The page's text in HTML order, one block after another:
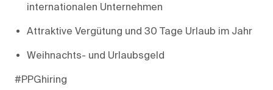
internationalen Unternehmen
Attraktive Vergütung und 30 Tage Urlaub im Jahr
Weihnachts- und Urlaubsgeld
#PPGhiring